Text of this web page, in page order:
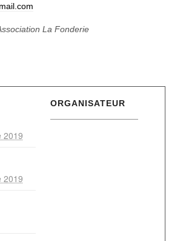
La Fonderie
2019
2019
ORGANISATEUR